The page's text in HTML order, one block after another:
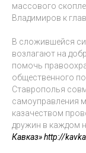
массового
Владимиров к
В сложившейся
возлагают на
помочь
общественного
Ставрополья
самоуправления
казачеством
дружин в каждом
Кавказ» http://